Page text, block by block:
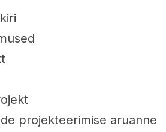
projekteerimise aruanne